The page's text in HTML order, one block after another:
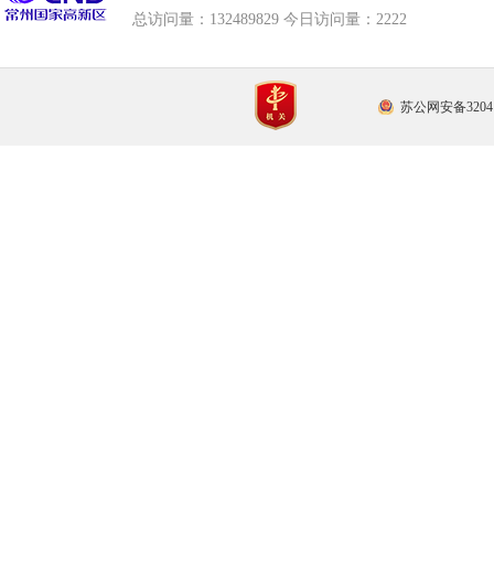
总访问量： 132489829 今日访问量： 2222
苏公网安备